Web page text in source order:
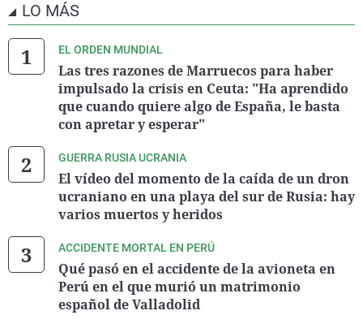
LO MÁS
EL ORDEN MUNDIAL
Las tres razones de Marruecos para haber
impulsado la crisis en Ceuta: "Ha aprendido
que cuando quiere algo de España, le basta
con apretar y esperar"
GUERRA RUSIA UCRANIA
El vídeo del momento de la caída de un dron
ucraniano en una playa del sur de Rusia: hay
varios muertos y heridos
ACCIDENTE MORTAL EN PERÚ
Qué pasó en el accidente de la avioneta en
Perú en el que murió un matrimonio
español de Valladolid